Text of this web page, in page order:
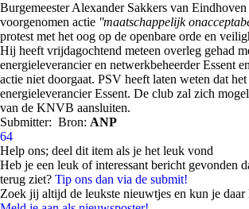
Burgemeester Alexander Sakkers van
voorgenomen actie ''maatschappelijk
protest met het oog op de openbare orde en
Hij heeft vrijdagochtend meteen overleg gehad
energieleverancier en netwerkbeheerder Essent
actie niet doorgaat. PSV heeft laten weten dat
energieleverancier Essent. De club zal zich
van de KNVB aansluiten.
Submitter: Bron: ANP
64
Help ons; deel dit item als je het leuk vond
Heb je een leuk of interessant bericht gevonden
terug ziet? Tip ons dan via de submit!
Zoek jij altijd de leukste nieuwtjes en kun je